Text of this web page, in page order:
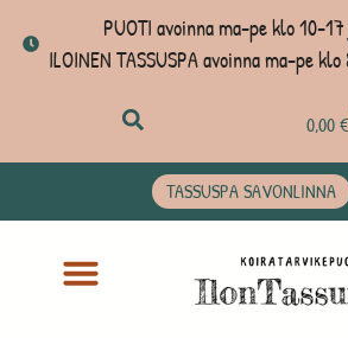
PUOTI avoinna ma-pe klo 10-
ILOINEN TASSUSPA avoinna ma-pe
0,00€
TASSUSPA SAVONLINNA